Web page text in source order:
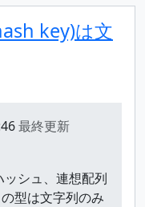
key)は文
最終更新
シュ、連想配列
型は文字列のみ